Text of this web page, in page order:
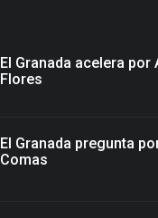
El Granada acelera por
Flores
El Granada pregunta
Comas